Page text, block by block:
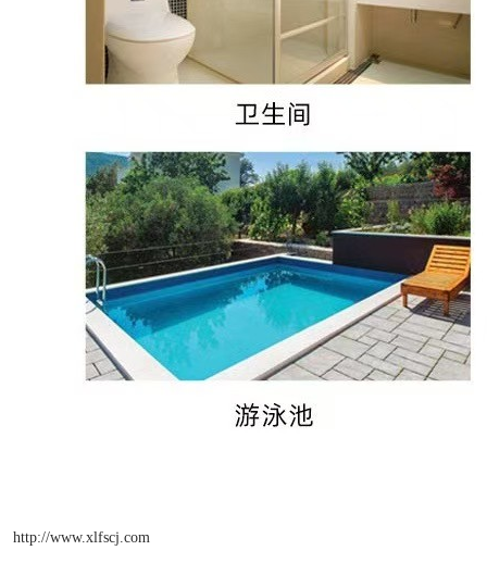
http://www.xlfscj.com